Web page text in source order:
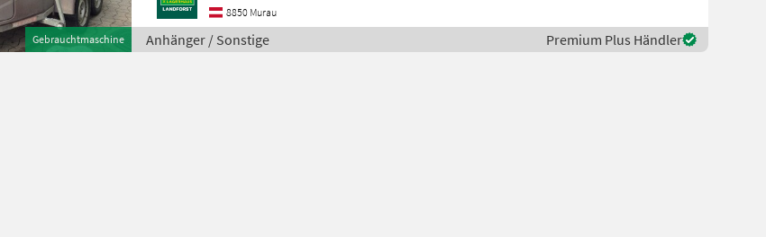
Gebrauchtmaschine
8850 Murau
Anhänger / Sonstige Premium Plus Händler